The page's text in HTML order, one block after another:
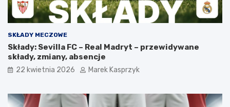
SKŁADY MECZOWE
Składy: Sevilla FC – Real Madryt – przewidywane
składy, zmiany, absencje
22 kwietnia 2026 Marek Kasprzyk